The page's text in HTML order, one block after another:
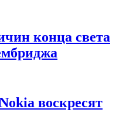
конца света
воскресят